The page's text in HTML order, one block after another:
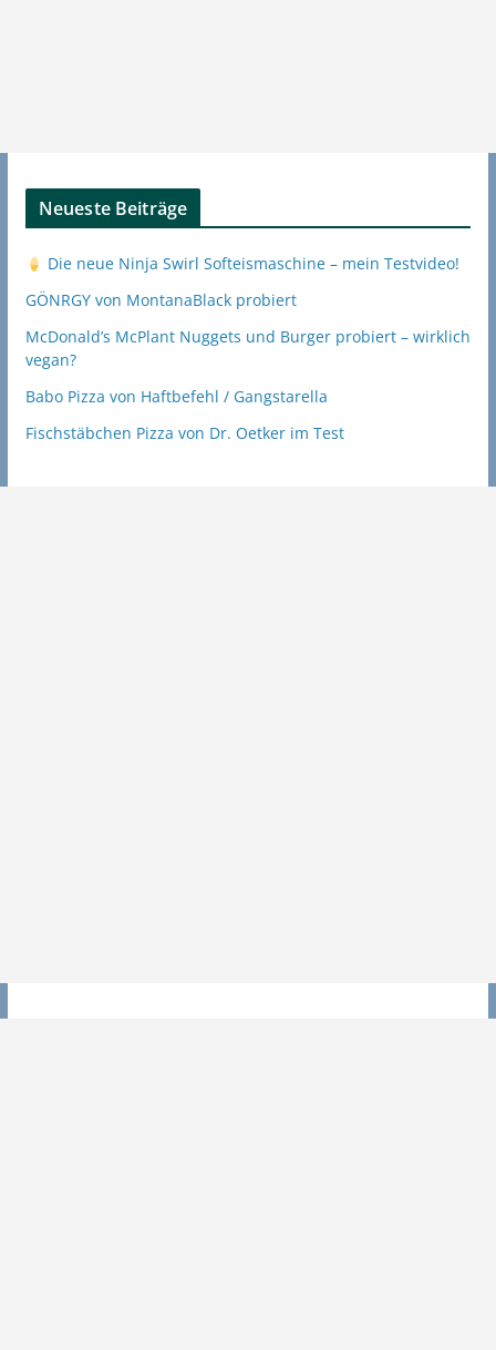
Neueste Beiträge
Die neue Ninja Swirl Softeismaschine – mein Testvideo!
GÖNRGY von MontanaBlack probiert
McDonald’s McPlant Nuggets und Burger probiert – wirklich
vegan?
Babo Pizza von Haftbefehl / Gangstarella
Fischstäbchen Pizza von Dr. Oetker im Test